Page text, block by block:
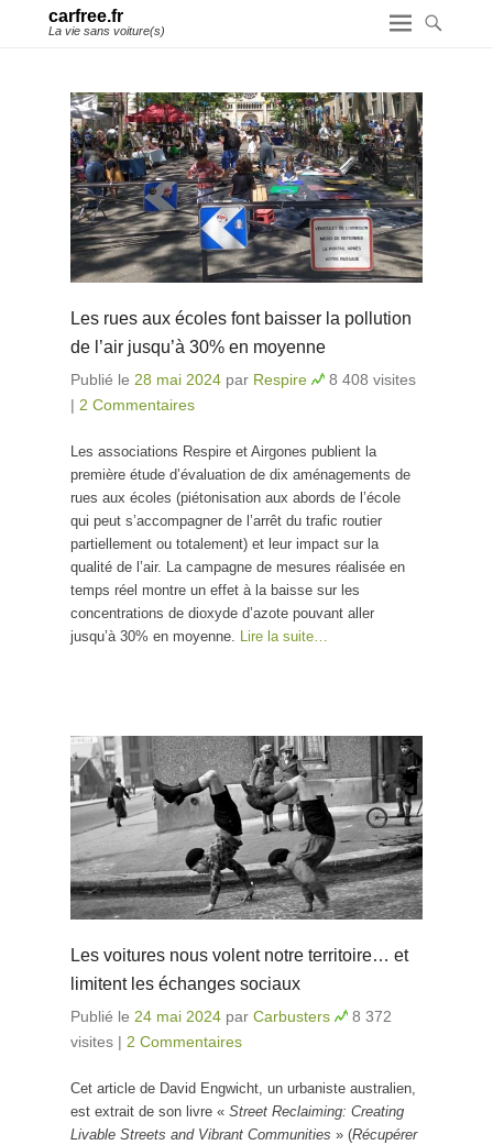
carfree.fr
La vie sans voiture(s)
Les rues aux écoles font baisser la pollution
de l’air jusqu’à 30% en moyenne
Publié le 28 mai 2024 par Respire
8 408 visites
| 2 Commentaires
Les associations Respire et Airgones publient la
première étude d’évaluation de dix aménagements de
rues aux écoles (piétonisation aux abords de l’école
qui peut s’accompagner de l’arrêt du trafic routier
partiellement ou totalement) et leur impact sur la
qualité de l’air. La campagne de mesures réalisée en
temps réel montre un effet à la baisse sur les
concentrations de dioxyde d’azote pouvant aller
jusqu’à 30% en moyenne.
Lire la suite…
Les voitures nous volent notre territoire… et
limitent les échanges sociaux
Publié le 24 mai 2024 par Carbusters
8 372
visites | 2 Commentaires
Cet article de David Engwicht, un urbaniste australien,
est extrait de son livre « Street Reclaiming: Creating
Livable Streets and Vibrant Communities » (Récupérer